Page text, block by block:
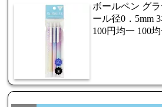
ボールペン グ
ール径0．5mm
100円均一 100